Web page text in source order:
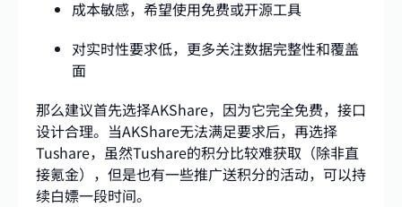
成本敏感，希望使用免费或开源工具
对实时性要求低，更多关注数据完整性和覆盖
面
那么建议首先选择AKShare，因为它完全免费，接口
设计合理。当AKShare无法满足要求后，再选择
Tushare，虽然Tushare的积分比较难获取（除非直
接氪金），但是也有一些推广送积分的活动，可以持
续白嫖一段时间。